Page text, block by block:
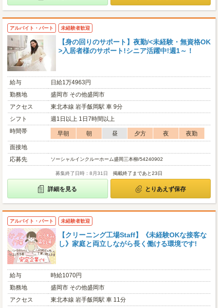
アルバイト・パート 未経験者歓迎
【身の回りのサポート】夜勤/<未経験・無資格OK
>入居者様のサポート!シニア活躍中!週1～！
給与
日給1万4963円
勤務地
盛岡市 その他盛岡市
アクセス
東北本線 岩手飯岡駅 車 9分
シフト
週1日以上 1日7時間以上
時間帯
早朝 朝 昼 夕方 夜
夜勤
面接地
応募先
ソーシャルインクルーホーム盛岡三本柳/54240902
募集終了日時：8月31日 掲載終了まであと23日
詳細を見る とりあえず保存
アルバイト・パート 未経験者歓迎
【クリーニング工場Staff】《未経験OKな接客な
し》家庭と両立しながら長く働ける環境です!
給与
時給1070円
勤務地
盛岡市 その他盛岡市
アクセス
東北本線 岩手飯岡駅 車 11分